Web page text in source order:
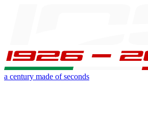
a century made of seconds